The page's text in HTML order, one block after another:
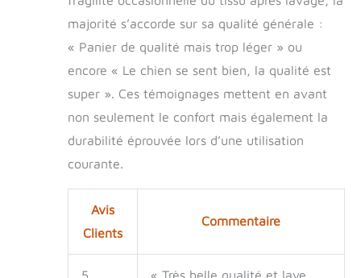
DIMENSIONS : Sofà
10 est un panier
pour chiens de taille
moyenne à grande.
Dimensions totales
: 96 x 71 x h 32 cm.
Les dimensions
animal de
Également
majorité s’accorde sur sa qualité générale :
« Panier de qualité mais trop léger » ou
encore « Le chien se sent bien, la qualité est
super ». Ces témoignages mettent en avant
non seulement le confort mais également la
durabilité éprouvée lors d’une utilisation
courante.
Avis
Clients
Commentaire